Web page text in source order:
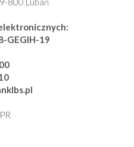
GEGIH-19
.pl